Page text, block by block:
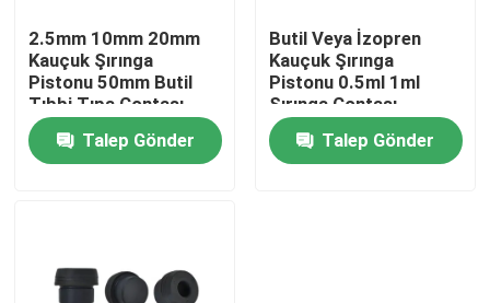
Ana sayfa
Hakkımızda
2.5mm 10mm 20mm
Kauçuk Şırınga
Pistonu 50mm Butil
Tıbbi Tıpa Contası
Talep Gönder
Butil Veya İzopren
Kauçuk Şırınga
Pistonu 0.5ml 1ml
Şırınga Contası
Talep Gönder